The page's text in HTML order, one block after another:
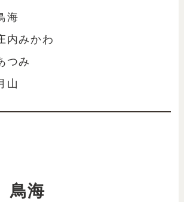
海
みかわ
つみ
山
鳥海